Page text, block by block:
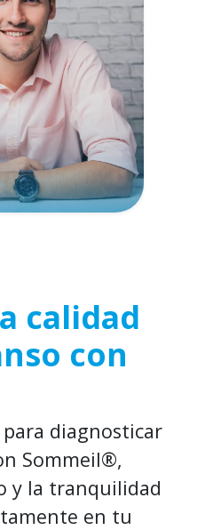
calidad
con
diagnosticar
Sommeil®,
y la tranquilidad
en tu